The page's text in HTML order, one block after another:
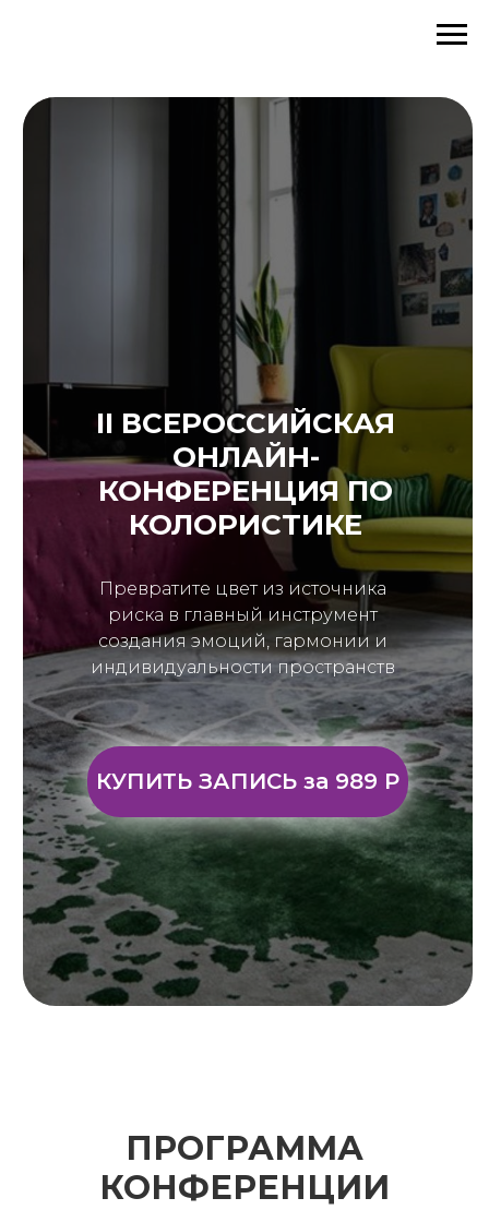
II ВСЕРОССИЙСКАЯ
ОНЛАЙН-
КОНФЕРЕНЦИЯ ПО
КОЛОРИСТИКЕ
Превратите цвет из источника
риска в главный инструмент
создания эмоций, гармонии и
индивидуальности пространств
КУПИТЬ ЗАПИСЬ за 989 Р
ПРОГРАММА
КОНФЕРЕНЦИИ